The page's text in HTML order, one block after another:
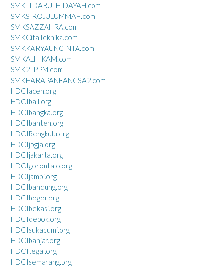
SMKITDARULHIDAYAH.com
SMKSIROJULUMMAH.com
SMKSAZZAHRA.com
SMKCitaTeknika.com
SMKKARYAUNCINTA.com
SMKALHIKAM.com
SMK2LPPM.com
SMKHARAPANBANGSA2.com
HDCIaceh.org
HDCIbali.org
HDCIbangka.org
HDCIbanten.org
HDCIBengkulu.org
HDCIjogja.org
HDCIjakarta.org
HDCIgorontalo.org
HDCIjambi.org
HDCIbandung.org
HDCIbogor.org
HDCIbekasi.org
HDCIdepok.org
HDCIsukabumi.org
HDCIbanjar.org
HDCItegal.org
HDCIsemarang.org